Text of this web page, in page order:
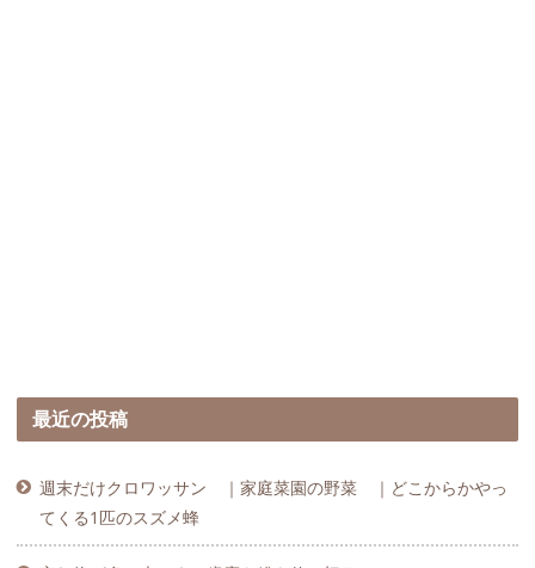
最近の投稿
週末だけクロワッサン ｜家庭菜園の野菜 ｜どこからかやっ
てくる1匹のスズメ蜂